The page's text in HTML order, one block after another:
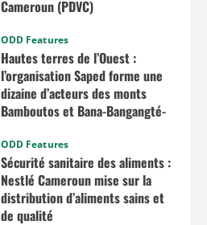
Cameroun (PDVC)
ODD Features
Hautes terres de l’Ouest :
l’organisation Saped forme une
dizaine d’acteurs des monts
Bamboutos et Bana-Bangangté-
considérations de genre dans les
projets de développement
juillet 23, 2025
ODD Features
Sécurité sanitaire des aliments :
Nestlé Cameroun mise sur la
distribution d’aliments sains et
de qualité